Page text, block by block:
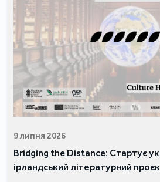
9 липня 2026
Bridging the Distance: Стартує
ірландський літературний